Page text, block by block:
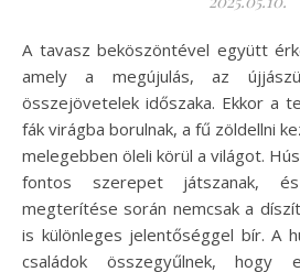
A tavasz beköszöntével együtt érkezik a húsvét ünnepe,
amely a megújulás, az
összejövetelek időszaka. Ekkor a
fák virágba borulnak, a fű zöldellni
melegebben öleli körül a világot.
fontos szerepet játszanak,
megterítése során nemcsak a
is különleges jelentőséggel bír. A
családok összegyűlnek, hogy